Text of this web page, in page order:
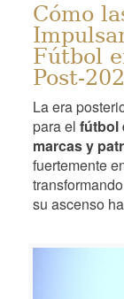
Cómo
Fútbol
Post-
La era
para elfútbol
marcas y
fuertemente
su ascenso